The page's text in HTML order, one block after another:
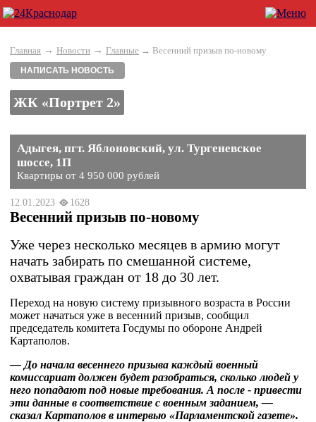
Главная → Новости → Главные → Весенний призыв по-новому
НАПИСАТЬ НОВОСТЬ
ЖК «Портрет 2»
Адыгея, пгт. Яблоновский, ул. Тургеневское
шоссе, 1П
Квартиры от 4 950 000 рублей
12.01.2023 1628
Весенний призыв по-новому
Уже через несколько месяцев в армию могут
начать забирать по смешанной системе,
охватывая граждан от 18 до 30 лет.
Переход на новую систему призывного возраста в России
может начаться уже в весенний призыв, сообщил
председатель комитета Госдумы по обороне Андрей
Картаполов.
— До начала весеннего призыва каждый военный
комиссариат должен будет разобраться, сколько людей у
него попадают под новые требования. А после - привести
эти данные в соответствие с военным заданием, —
сказал Картаполов в интервью «Парламентской газете».